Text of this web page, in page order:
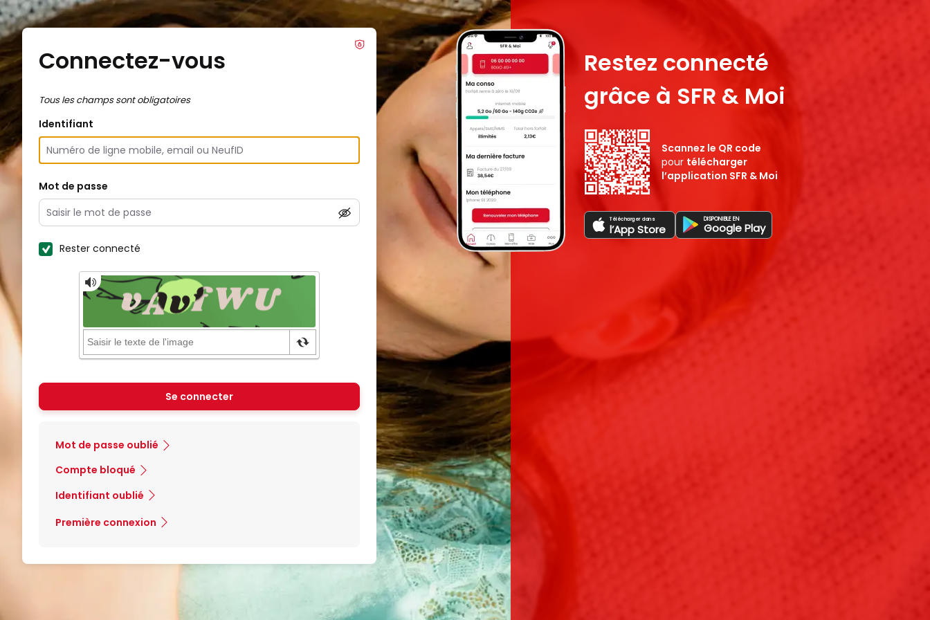
Connectez-vous
Tous les champs sont obligatoires
Identifiant
Mot de passe
Rester connecté
Se connecter
Mot de passe oublié
Compte bloqué
Identifiant oublié
Première connexion
Restez connecté
grâce à SFR & Moi
Scannez le QR code
pour télécharger
l’application SFR & Moi
Télécharger dans
l’App Store
DISPONIBLE EN
Google Play